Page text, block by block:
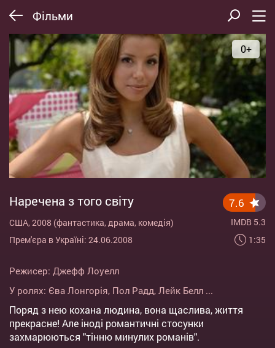
Фільми
0+
Наречена з того світу
США, 2008 (фантастика, драма, комедія)
Прем'єра в Україні: 24.06.2008
7.6
IMDB 5.3
1:35
Режисер: Джефф Лоуелл
У ролях: Єва Лонгорія, Пол Радд, Лейк Белл ...
Поряд з нею кохана людина, вона щаслива, життя
прекрасне! Але іноді романтичні стосунки
захмарюються "тінню минулих романів".